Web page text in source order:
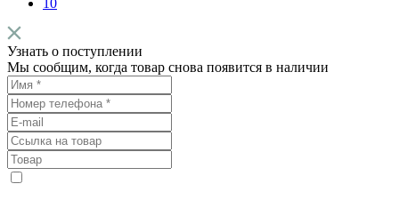
10
Узнать о поступлении
Мы сообщим, когда товар снова появится в наличии